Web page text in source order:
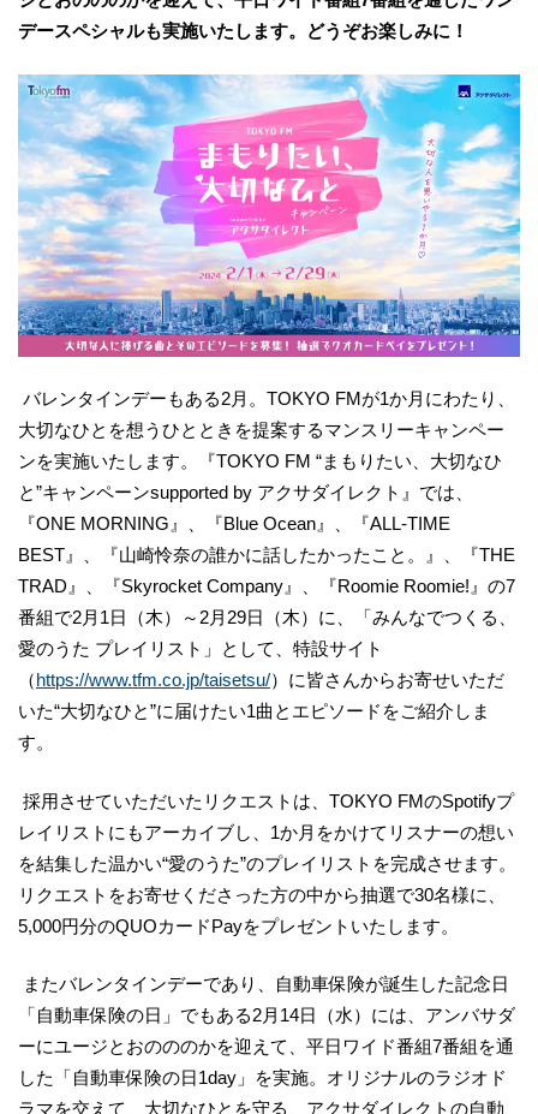
デースペシャルも実施いたします。どうぞお楽しみに！
バレンタインデーもある2月。TOKYO FMが1か月にわたり、
大切なひとを想うひとときを提案するマンスリーキャンペー
ンを実施いたします。『TOKYO FM “まもりたい、大切なひ
と”キャンペーンsupported by アクサダイレクト』では、
『ONE MORNING』、『Blue Ocean』、『ALL-TIME
BEST』、『山崎怜奈の誰かに話したかったこと。』、『THE
TRAD』、『Skyrocket Company』、『Roomie Roomie!』の7
番組で2月1日（木）～2月29日（木）に、「みんなでつくる、
愛のうた プレイリスト」として、特設サイト
（https://www.tfm.co.jp/taisetsu/）に皆さんからお寄せいただ
いた“大切なひと”に届けたい1曲とエピソードをご紹介しま
す。
採用させていただいたリクエストは、TOKYO FMのSpotifyプ
レイリストにもアーカイブし、1か月をかけてリスナーの想い
を結集した温かい“愛のうた”のプレイリストを完成させます。
リクエストをお寄せくださった方の中から抽選で30名様に、
5,000円分のQUOカードPayをプレゼントいたします。
またバレンタインデーであり、自動車保険が誕生した記念日
「自動車保険の日」でもある2月14日（水）には、アンバサダ
ーにユージとおのののかを迎えて、平日ワイド番組7番組を通
した「自動車保険の日1day」を実施。オリジナルのラジオド
ラマを交えて、大切なひとを守る、アクサダイレクトの自動